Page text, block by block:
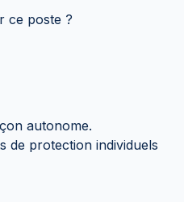
ce poste ?
autonome.
de protection individuels